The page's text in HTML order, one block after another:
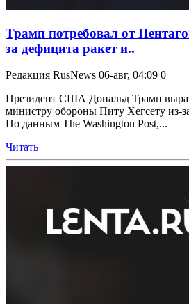
Трамп потребовал от
за дефицита ракет и..
Редакция RusNews 06-авг, 04:09 0
Президент США Дональд Трамп
министру обороны Питу Хегсету из-
По данным The Washington Post,...
Читать